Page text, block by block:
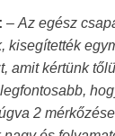
–Az egész
kisegítették
amit kértünk
2